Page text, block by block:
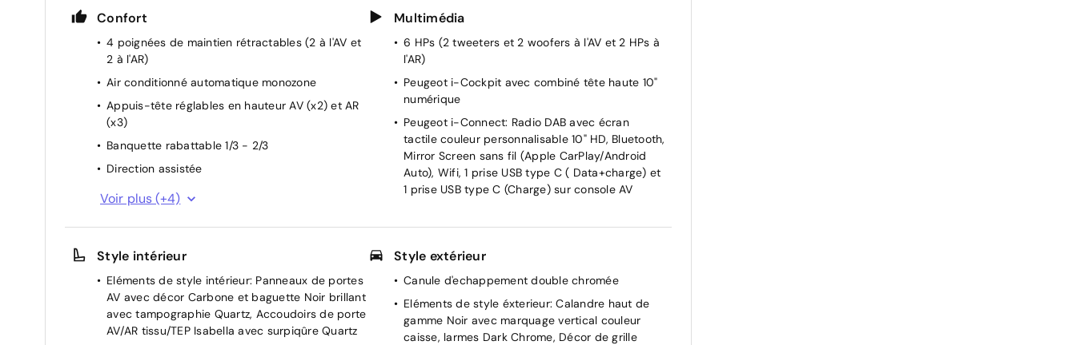
Confort
4 poignées de maintien rétractables (2 à l'AV et
2 à l'AR)
Air conditionné automatique monozone
Appuis-tête réglables en hauteur AV (x2) et AR
(x3)
Banquette rabattable 1/3 - 2/3
Direction assistée
Rétroviseurs extérieurs dégivrants avec réglage
et rabattement électriques
Siège conducteur avec réglage manuel en
hauteur
hauteur
Télécommande 3 boutons + clé standard
Voir plus (+4)
Multimédia
6 HPs (2 tweeters et 2 woofers à l'AV et 2 HPs à
l'AR)
Peugeot i-Cockpit avec combiné tête haute 10"
numérique
Peugeot i-Connect: Radio DAB avec écran
tactile couleur personnalisable 10" HD, Bluetooth,
Mirror Screen sans fil (Apple CarPlay/Android
Auto), Wifi, 1 prise USB type C ( Data+charge) et
1 prise USB type C (Charge) sur console AV
Style intérieur
Eléments de style intérieur: Panneaux de portes
AV avec décor Carbone et baguette Noir brillant
avec tampographie Quartz, Accoudoirs de porte
AV/AR tissu/TEP Isabella avec surpiqûre Quartz
Style extérieur
Canule d'echappement double chromée
Eléments de style éxterieur: Calandre haut de
gamme Noir avec marquage vertical couleur
caisse, larmes Dark Chrome, Décor de grille